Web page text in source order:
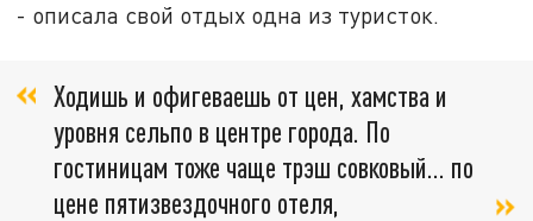
- описала свой отдых одна из туристок.
Ходишь и офигеваешь от цен, хамства и
уровня сельпо в центре города. По
гостиницам тоже чаще трэш совковый… по
цене пятизвездочного отеля,